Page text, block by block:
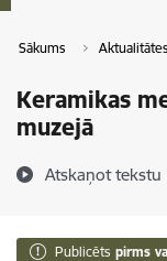
Sākums Aktualitātes
Keramikas
muzejā
Atskaņot tekstu
Publicēts pirms